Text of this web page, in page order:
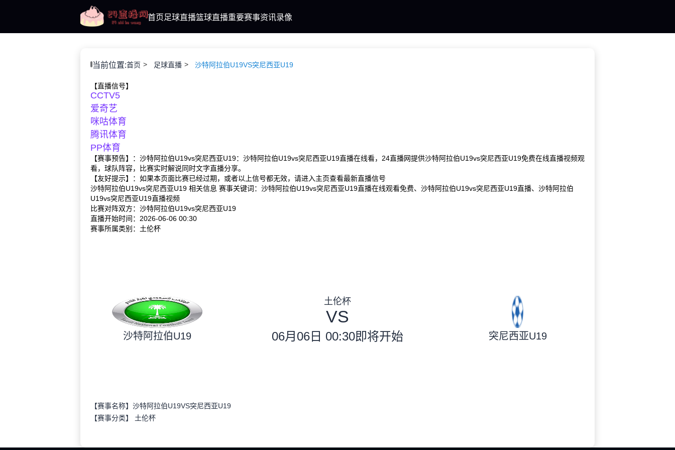
首页足球直播篮球直播重要赛事资讯录像
当前位置:首页 足球直播 沙特阿拉伯U19VS突尼西亚U19
【直播信号】
CCTV5
爱奇艺
咪咕体育
腾讯体育
PP体育
【赛事预告】：沙特阿拉伯U19vs突尼西亚U19：沙特阿拉伯U19vs突尼西亚U19直播在线看，24直播网提供沙特阿拉伯U19vs突尼西亚U19免费在线直播视频观
看，球队阵容，比赛实时解说同时文字直播分享。
【友好提示】：如果本页面比赛已经过期，或者以上信号都无效，请进入主页查看最新直播信号
沙特阿拉伯U19vs突尼西亚U19 相关信息 赛事关键词：沙特阿拉伯U19vs突尼西亚U19直播在线观看免费、沙特阿拉伯U19vs突尼西亚U19直播、沙特阿拉伯
U19vs突尼西亚U19直播视频
比赛对阵双方：沙特阿拉伯U19vs突尼西亚U19
直播开始时间：2026-06-06 00:30
赛事所属类别：土伦杯
沙特阿拉伯U19
土伦杯
VS
06月06日 00:30即将开始 突尼西亚U19
【赛事名称】沙特阿拉伯U19VS突尼西亚U19
【赛事分类】 土伦杯